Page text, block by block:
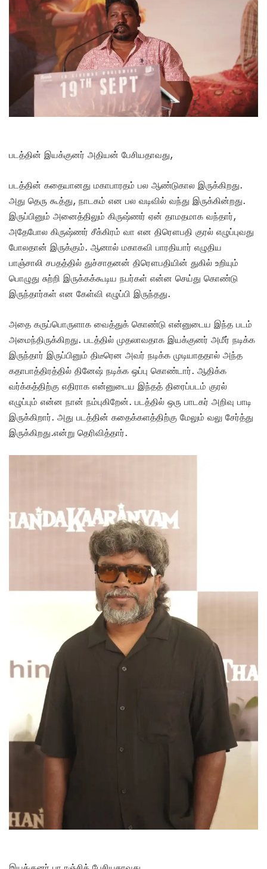
படத்தின் இயக்குனர் அதியன் பேசியதாவது,
படத்தின் கதையானது மகாபாரதம் பல ஆண்டுகால இருக்கிறது.
அது தெரு கூத்து, நாடகம் என பல வடிவில் வந்து இருக்கின்றது.
இருப்பினும் அனைத்திலும் கிருஷ்ணர் ஏன் தாமதமாக வந்தார்,
அதேபோல கிருஷ்ணர் சீக்கிரம் வா என திரௌபதி குரல் எழுப்புவது
போலதான் இருக்கும். ஆனால் மகாகவி பாரதியார் எழுதிய
பாஞ்சாலி சபதத்தில் துச்சாதனன் திரௌபதியின் துகில் உறியும்
பொழுது சுற்றி இருக்கக்கூடிய நபர்கள் என்ன செய்து கொண்டு
இருந்தார்கள் என கேள்வி எழுப்பி இருந்தது.
அதை கருப்பொருளாக வைத்துக் கொண்டு என்னுடைய இந்த படம்
அமைந்திருக்கிறது. படத்தில் முதலாவதாக இயக்குனர் அமீர் நடிக்க
இருந்தார் இருப்பினும் திடீரென அவர் நடிக்க முடியாததால் அந்த
கதாபாத்திரத்தில் தினேஷ் நடிக்க ஒப்பு கொண்டார். ஆதிக்க
வர்க்கத்திற்கு எதிராக என்னுடைய இந்தத் திரைப்படம் குரல்
எழுப்பும் என்ன நான் நம்புகிறேன். படத்தில் ஒரு பாடகர் அறிவு பாடி
இருக்கிறார். அது படத்தின் கதைக்களத்திற்கு மேலும் வலு சேர்த்து
இருக்கிறது.என்று தெரிவித்தார்.